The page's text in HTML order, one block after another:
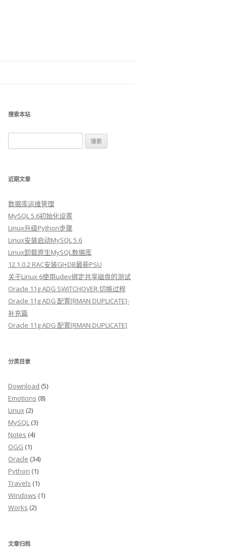
搜索本站
近期文章
数据库运维管理
MySQL 5.6初始化设置
Linux升级Python步骤
Linux安装启动MySQL 5.6
Linux卸载原生MySQL数据库
12.1.0.2 RAC安装GI+DB最新PSU
关于Linux 6使用udev绑定共享磁盘的测试
Oracle 11g ADG SWITCHOVER 切换过程
Oracle 11g ADG 配置[RMAN DUPLICATE]-
补充篇
Oracle 11g ADG 配置[RMAN DUPLICATE]
分类目录
Download (5)
Emotions (8)
Linux (2)
MySQL (3)
Notes (4)
OGG (1)
Oracle (34)
Python (1)
Travels (1)
Windows (1)
Works (2)
文章归档